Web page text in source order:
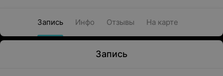
Запись Инфо Отзывы На карте
Запись